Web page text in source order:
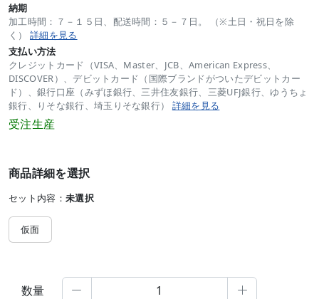
納期
加工時間：７－１５日、配送時間：５－７日。 （※土日・祝日を除
く） 詳細を見る
支払い方法
クレジットカード（VISA、Master、JCB、American Express、
DISCOVER）、デビットカード（国際ブランドがついたデビットカー
ド）、銀行口座（みずほ銀行、三井住友銀行、三菱UFJ銀行、ゆうちょ
銀行、りそな銀行、埼玉りそな銀行） 詳細を見る
受注生産
商品詳細を選択
セット内容： 未選択
仮面
数量  